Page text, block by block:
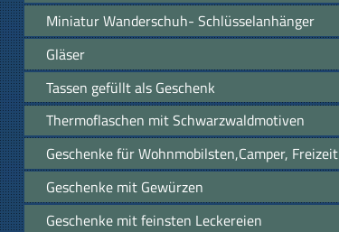
Miniatur Wanderschuh- Schlüsselanhänger
Gläser
Tassen gefüllt als Geschenk
Thermoflaschen mit Schwarzwaldmotiven
Geschenke für Wohnmobilsten,Camper, Freizeit
Geschenke mit Gewürzen
Geschenke mit feinsten Leckereien